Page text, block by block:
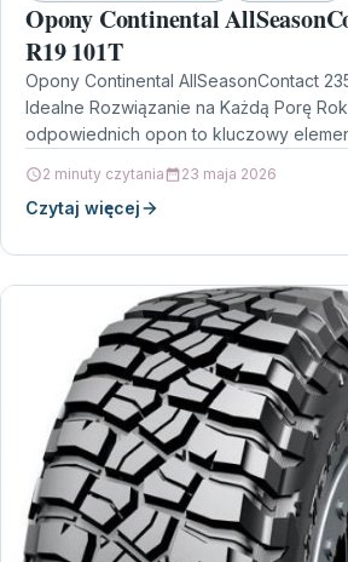
Opony Continental
R19 101T
Opony Continental AllSeasonContact
Idealne Rozwiązanie na Każdą Porę
odpowiednich opon to kluczowy
2 minuty czytania 23 maja 2026
Czytaj więcej